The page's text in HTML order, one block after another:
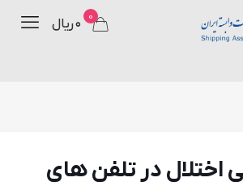
0 ۰ ریال
اختلال در تلفن های